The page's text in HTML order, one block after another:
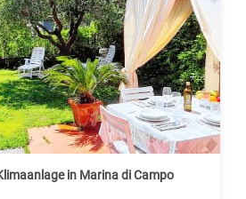
in Marina di Campo